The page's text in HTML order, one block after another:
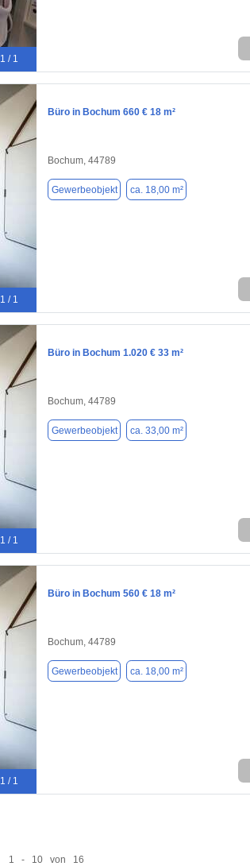
1 / 1
1 / 1
Büro in Bochum 660 € 18 m²
Bochum, 44789
Gewerbeobjekt ca. 18,00 m²
1 / 1
Büro in Bochum 1.020 € 33 m²
Bochum, 44789
Gewerbeobjekt ca. 33,00 m²
1 / 1
Büro in Bochum 560 € 18 m²
Bochum, 44789
Gewerbeobjekt ca. 18,00 m²
1 - 10 von 16